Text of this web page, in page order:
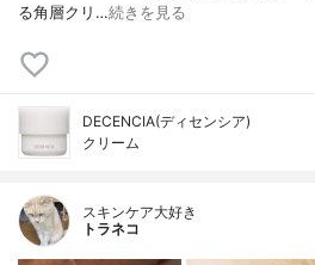
る角層クリ…続きを見る
DECENCIA(ディセンシア)
クリーム
スキンケア大好き
トラネコ